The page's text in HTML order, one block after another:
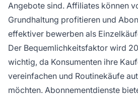
Angebote sind. Affiliates können
Grundhaltung profitieren und
effektiver bewerben als
Der Bequemlichkeitsfaktor wird
wichtig, da Konsumenten ihre
vereinfachen und Routinekäufe
möchten. Abonnementdienste